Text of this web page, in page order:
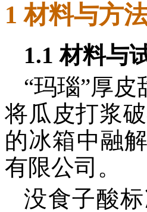
1 材料与方
1.1 材料与
“玛瑙”厚
将瓜皮打浆
的冰箱中融
有限公司。
没食子酸